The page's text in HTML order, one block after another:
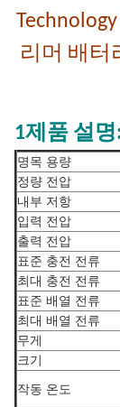
리머 배터
1제품 설명:
명목 용량
정량 전압
내부 저항
입력 전압
출력 전압
표준 충전 전류
최대 충전 전류
표준 배열 전류
최대 배열 전류
무게
크기
작동 온도